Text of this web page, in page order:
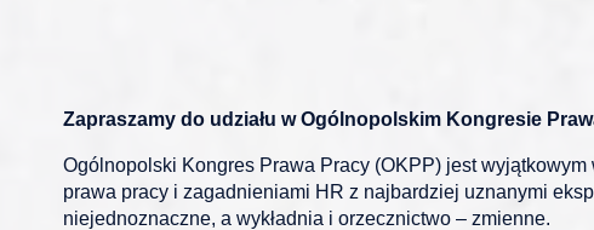
Zapraszamy do udziału w Ogólnopolskim Kongresie
Ogólnopolski Kongres Prawa Pracy (OKPP) jest
prawa pracy i zagadnieniami HR z najbardziej uznanymi
niejednoznaczne, a wykładnia i orzecznictwo – zmienne.